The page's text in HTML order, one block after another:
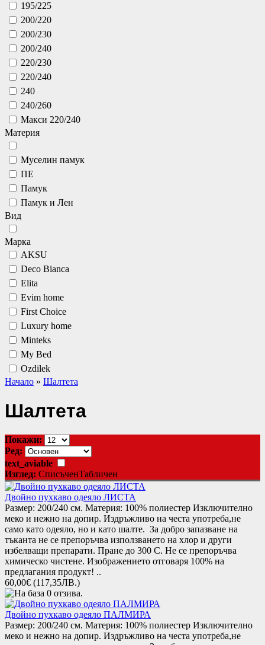
195/225
200/220
200/230
200/240
220/230
220/240
240
240/260
Макси 220/240
Материя
Муселин памук
ПЕ
Памук
Памук и Лен
Вид
Марка
AKSU
Deco Bianca
Elita
Evim home
First Choice
Luxury home
Minteks
My Bed
Ozdilek
Начало » Шалтета
Шалтета
Покажи:
Ред:
text_aviable
Изглед: СписъченТабличен
Двойно пухкаво одеяло ЛИСТА
Размер: 200/240 см. Материя: 100% полиестер Изключително
меко и нежно на допир. Издръжливo на честа употреба,не
само като одеяло, но и като шалте. За добро запазване на
тъканта не се препоръчва използването на хлор и други
избелващи препарати. Пране до 300 С. Не се препоръчва
химическо чистене. Изображението отговаря 100% на
предлагания продукт! ..
60,00€ (117,35ЛВ.)
Двойно пухкаво одеяло ПАЛМИРА
Размер: 200/240 см. Материя: 100% полиестер Изключително
меко и нежно на допир. Издръжливo на честа употреба,не